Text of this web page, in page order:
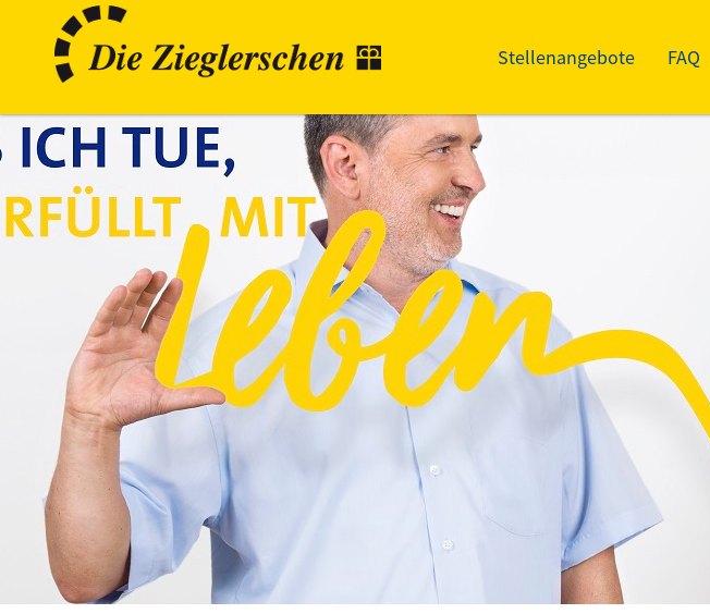
Stellenangebote FAQ